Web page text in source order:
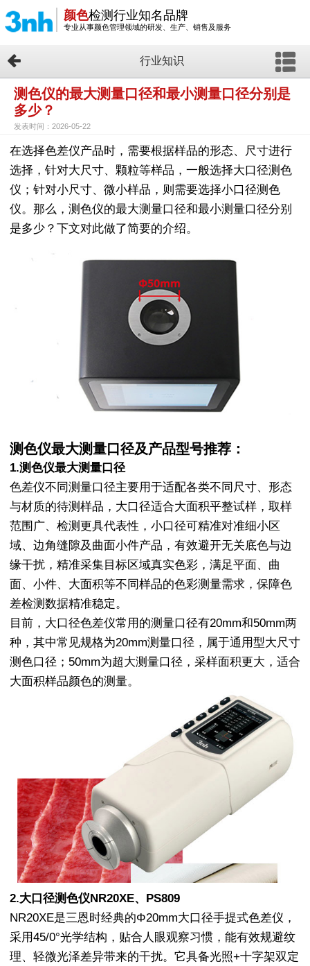
颜色检测行业知名品牌
专业从事颜色管理领域的研发、生产、销售及服务
行业知识
测色仪的最大测量口径和最小测量口径分别是
多少？
发表时间：2026-05-22
在选择色差仪产品时，需要根据样品的形态、尺寸进行
选择，针对大尺寸、颗粒等样品，一般选择大口径测色
仪；针对小尺寸、微小样品，则需要选择小口径测色
仪。那么，测色仪的最大测量口径和最小测量口径分别
是多少？下文对此做了简要的介绍。
测色仪最大测量口径及产品型号推荐：
1.测色仪最大测量口径
色差仪不同测量口径主要用于适配各类不同尺寸、形态
与材质的待测样品，大口径适合大面积平整试样，取样
范围广、检测更具代表性，小口径可精准对准细小区
域、边角缝隙及曲面小件产品，有效避开无关底色与边
缘干扰，精准采集目标区域真实色彩，满足平面、曲
面、小件、大面积等不同样品的色彩测量需求，保障色
差检测数据精准稳定。
目前，大口径色差仪常用的测量口径有20mm和50mm两
种，其中常见规格为20mm测量口径，属于通用型大尺寸
测色口径；50mm为超大测量口径，采样面积更大，适合
大面积样品颜色的测量。
2.大口径测色仪NR20XE、PS809
NR20XE是三恩时经典的Φ20mm大口径手提式色差仪，
采用45/0°光学结构，贴合人眼观察习惯，能有效规避纹
理、轻微光泽差异带来的干扰。它具备光照+十字架双定